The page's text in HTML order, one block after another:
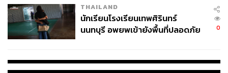
แต่ภายใต้ภาพของความสงบ ประเทศเล็กๆ แห่งนี้ยังต้อง
เผชิญโจทย์ท้าทายจากโลกยุคใหม่ ทั้งเรื่องการเติบโตทาง
เศรษฐกิจ การสร้างงาน และการที่คนรุ่นใหม่เริ่มออกไป
ทำงานต่างประเทศมากขึ้น
จ่ายหนี้-แอบระบุแบรนด์
THAILAND
นักเรียนโรงเรียนเทพศิรินทร์
นนทบุรี อพยพเข้ายังพื้นที่ปลอดภัย
0